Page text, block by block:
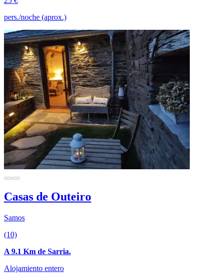
pers./noche (aprox.)
Casas de Outeiro
Samos
(10)
A 9.1 Km de Sarria.
Alojamiento entero